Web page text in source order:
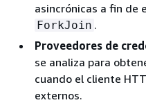
asincrónicas a fin de
ForkJoin .
Proveedores de
se analiza para
cuando el cliente
externos.